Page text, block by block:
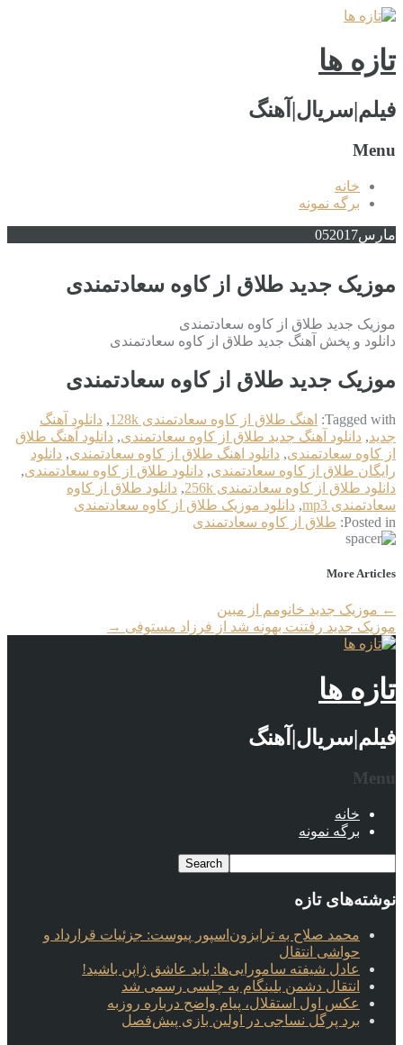
تازه ها
فیلم|سریال|آهنگ
Menu
خانه
برگه نمونه
مارس 052017
موزیک جدید طلاق از کاوه سعادتمندی
موزیک جدید طلاق از کاوه سعادتمندی
دانلود و پخش آهنگ جدید طلاق از کاوه سعادتمندی
موزیک جدید طلاق از کاوه سعادتمندی
Tagged with: اهنگ طلاق از کاوه سعادتمندی 128k , دانلود آهنگ
جدید, دانلود آهنگ جدید طلاق از کاوه سعادتمندی, دانلود آهنگ طلاق
از کاوه سعادتمندی, دانلود اهنگ طلاق از کاوه سعادتمندی, دانلود
رایگان طلاق از کاوه سعادتمندی, دانلود طلاق از کاوه سعادتمندی,
دانلود طلاق از کاوه سعادتمندی 256k
, دانلود طلاق از کاوه
سعادتمندی mp3
, دانلود موزیک طلاق از کاوه سعادتمندی
Posted in: طلاق از کاوه سعادتمندی
More Articles
← موزیک جدید خانومم از مبین
موزیک جدید رفتنت بهونه شد از فرزاد مستوفی →
تازه ها
فیلم|سریال|آهنگ
Menu
خانه
برگه نمونه
نوشته‌های تازه
محمد صلاح به ترابزون‌اسپور پیوست: جزئیات قرارداد و
حواشی انتقال
عادل شیفته سامورایی‌ها: باید عاشق ژاپن باشید!
انتقال دشمن بلینگام به چلسی رسمی شد
عکس اول استقلال، پیام واضح درباره روزبه
برد پرگل نساجی در اولین بازی پیش‌فصل